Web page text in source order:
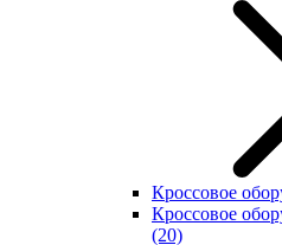
Кроссовое
Кроссовое
(20)